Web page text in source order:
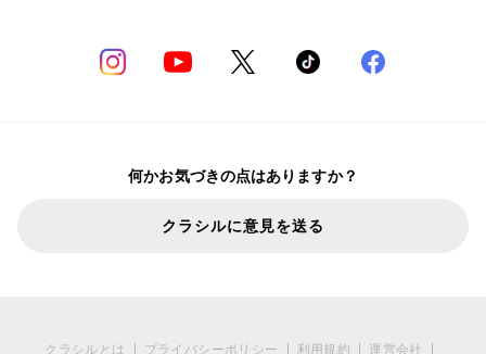
何かお気づきの点はありますか？
クラシルに意見を送る
クラシルとは プライバシーポリシー 利用規約 運営会社